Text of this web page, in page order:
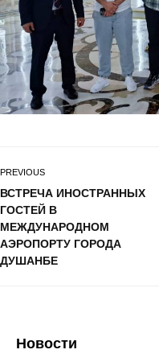
PREVIOUS
ВСТРЕЧА ИНОСТРАННЫХ
ГОСТЕЙ В
МЕЖДУНАРОДНОМ
АЭРОПОРТУ ГОРОДА
ДУШАНБЕ
Новости